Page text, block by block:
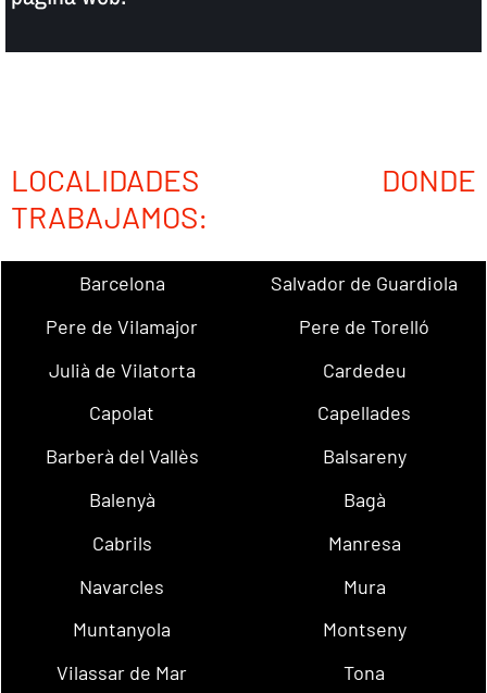
LOCALIDADES DONDE
TRABAJAMOS:
Barcelona
Salvador de Guardiola
Pere de Vilamajor
Pere de Torelló
Julià de Vilatorta
Cardedeu
Capolat
Capellades
Barberà del Vallès
Balsareny
Balenyà
Bagà
Cabrils
Manresa
Navarcles
Mura
Muntanyola
Montseny
Vilassar de Mar
Tona